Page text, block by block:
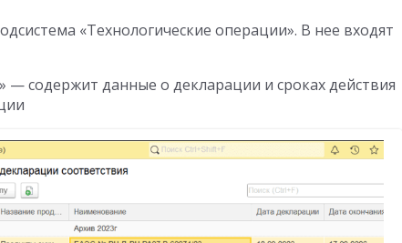
«Технологические операции». В нее входят
— содержит данные о декларации и сроках действия